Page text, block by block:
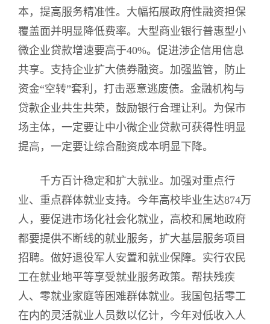
本，提高服务精准性。大幅拓展政府性融资担保
覆盖面并明显降低费率。大型商业银行普惠型小
微企业贷款增速要高于40%。促进涉企信用信息
共享。支持企业扩大债券融资。加强监管，防止
资金“空转”套利，打击恶意逃废债。金融机构与
贷款企业共生共荣，鼓励银行合理让利。为保市
场主体，一定要让中小微企业贷款可获得性明显
提高，一定要让综合融资成本明显下降。
千方百计稳定和扩大就业。加强对重点行
业、重点群体就业支持。今年高校毕业生达874万
人，要促进市场化社会化就业，高校和属地政府
都要提供不断线的就业服务，扩大基层服务项目
招聘。做好退役军人安置和就业保障。实行农民
工在就业地平等享受就业服务政策。帮扶残疾
人、零就业家庭等困难群体就业。我国包括零工
在内的灵活就业人员数以亿计，今年对低收入人